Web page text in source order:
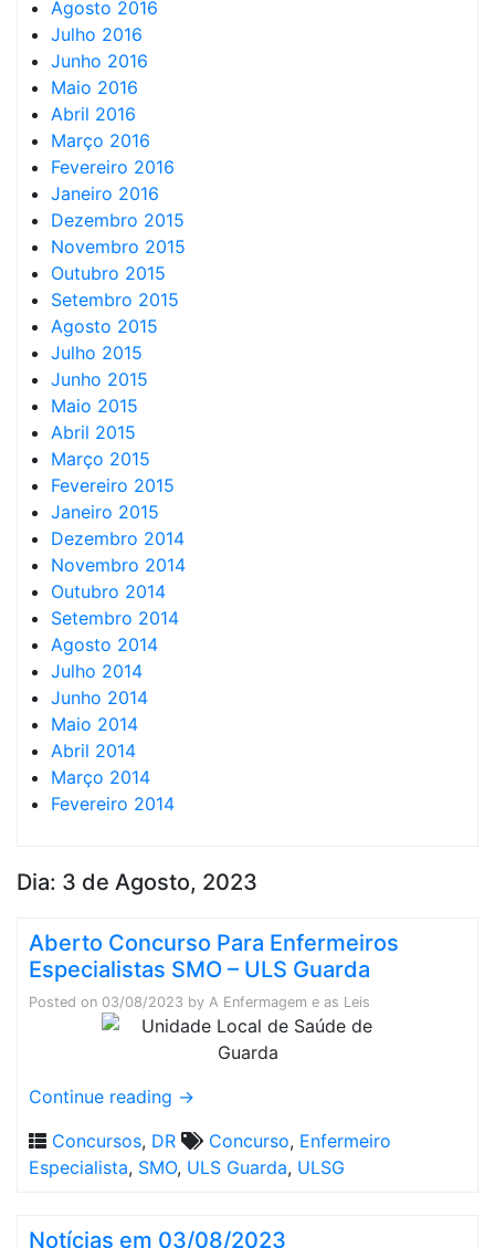
Agosto 2016
Julho 2016
Junho 2016
Maio 2016
Abril 2016
Março 2016
Fevereiro 2016
Janeiro 2016
Dezembro 2015
Novembro 2015
Outubro 2015
Setembro 2015
Agosto 2015
Julho 2015
Junho 2015
Maio 2015
Abril 2015
Março 2015
Fevereiro 2015
Janeiro 2015
Dezembro 2014
Novembro 2014
Outubro 2014
Setembro 2014
Agosto 2014
Julho 2014
Junho 2014
Maio 2014
Abril 2014
Março 2014
Fevereiro 2014
Dia: 3 de Agosto, 2023
Aberto Concurso Para Enfermeiros
Especialistas SMO – ULS Guarda
Posted on 03/08/2023 by A Enfermagem e as Leis
Continue reading →
Concursos, DR Concurso, Enfermeiro
Especialista, SMO, ULS Guarda, ULSG
Notícias em 03/08/2023